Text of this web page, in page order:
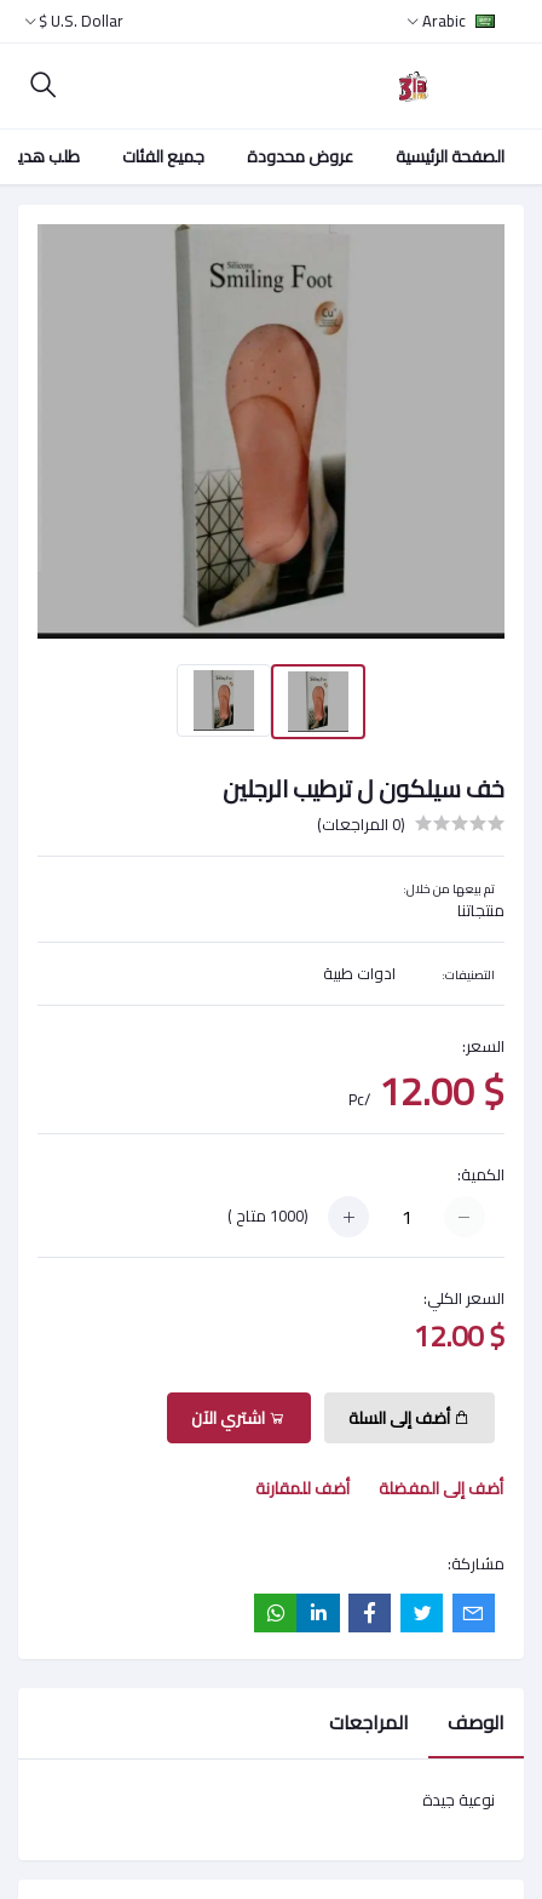
Arabic
U.S. Dollar $
الصفحة الرئيسية عروض محدودة جميع الفئات طلب هدية
خف سيلكون ل ترطيب الرجلين
(0 المراجعات)
تم بيعها من خلال:
منتجاتنا
التصنيفات: ادوات طبية
السعر:
$ 12.00
/Pc
الكمية:
(
1000 متاح )
السعر الكلي:
$ 12.00
أضف إلى السلة اشتري الآن
أضف إلى المفضلة أضف للمقارنة
مشاركة:
الوصف المراجعات
نوعية جيدة